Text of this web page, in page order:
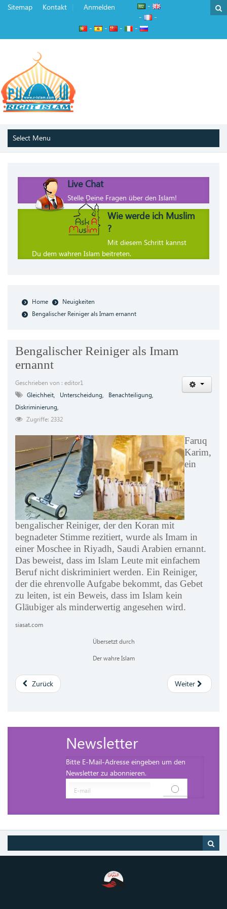
Sitemap Kontakt Anmelden
-
-
-
-
- - -
Live Chat
Stelle Deine Fragen über den Islam!
Wie werde ich Muslim
?
Mit diesem Schritt kannst
Du dem wahren Islam beitreten.
Home
Neuigkeiten
Bengalischer Reiniger als Imam ernannt
Bengalischer Reiniger als Imam
ernannt
Geschrieben von : editor1
Gleichheit,
Unterscheidung,
Benachteiligung,
Diskriminierung,
Zugriffe: 2332
Faruq
Karim,
ein
bengalischer Reiniger, der den Koran mit
begnadeter Stimme rezitiert, wurde als Imam in
einer Moschee in Riyadh, Saudi Arabien ernannt.
Das beweist, dass im Islam Leute mit einfachem
Beruf nicht diskriminiert werden. Ein Reiniger,
der die ehrenvolle Aufgabe bekommt, das Gebet
zu leiten, ist ein Beweis, dass im Islam kein
Gläubiger als minderwertig angesehen wird.
siasat.com
Übersetzt durch
Der wahre Islam
Zurück Weiter
Newsletter
Bitte E-Mail-Adresse eingeben um den
Newsletter zu abonnieren.